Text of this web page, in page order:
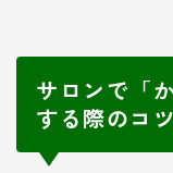
サロンで「
する際のコツ